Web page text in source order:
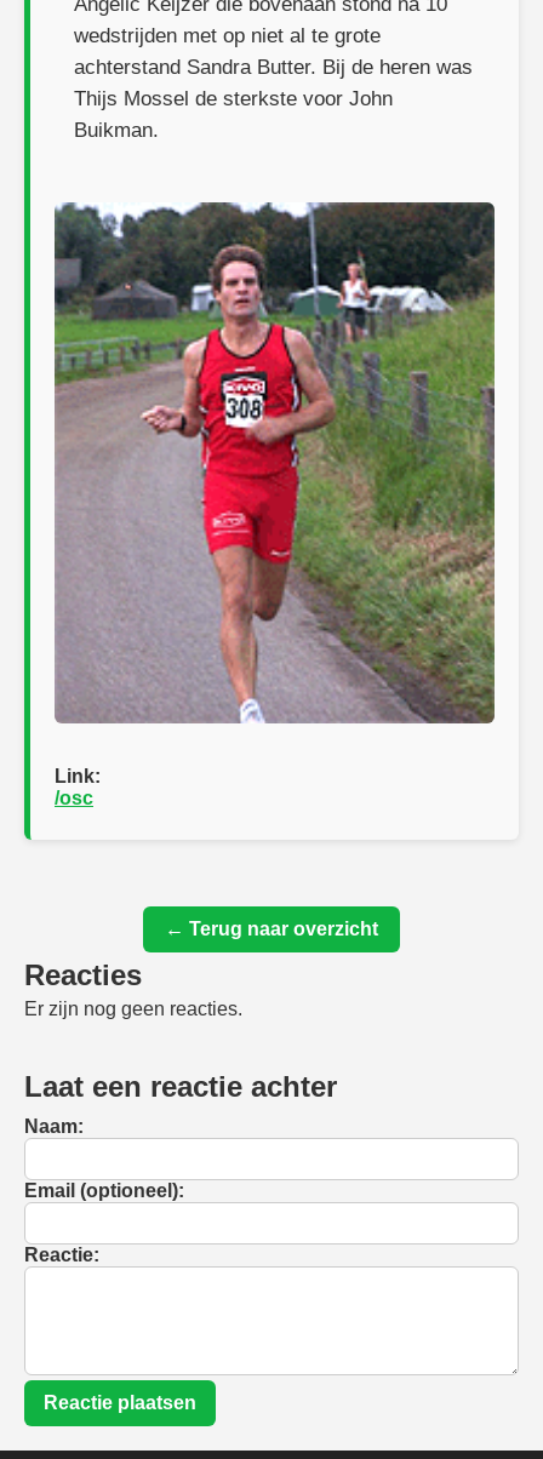
wedstrijden met op niet al te grote
achterstand Sandra Butter. Bij de heren was
Thijs Mossel de sterkste voor John
Buikman.
Link:
/osc
← Terug naar overzicht
Reacties
Er zijn nog geen reacties.
Laat een reactie achter
Naam:
Email (optioneel):
Reactie:
Reactie plaatsen